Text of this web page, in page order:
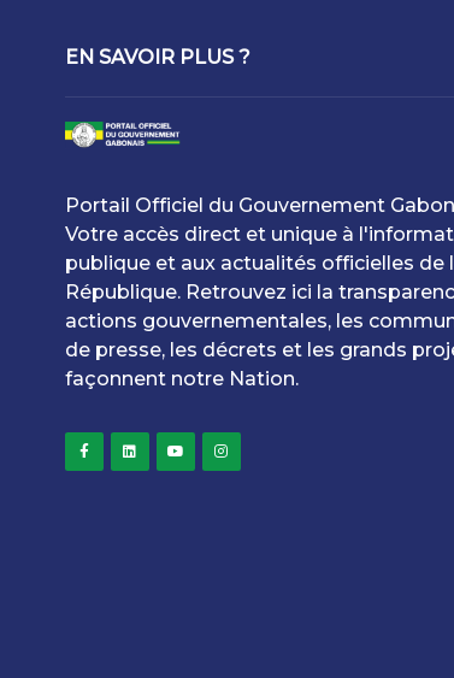
EN SAVOIR PLUS ?
Portail Officiel du Gouvernement
Votre accès direct et unique à
publique et aux actualités officielles de
République. Retrouvez ici la
actions gouvernementales, les
de presse, les décrets et les grands
façonnent notre Nation.